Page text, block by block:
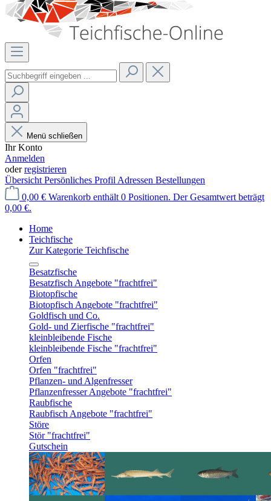
Menü schließen
Ihr Konto
Anmelden
oderregistrieren
Übersicht Persönliches Profil Adressen Bestellungen
0,00 € Warenkorb enthält 0 Positionen. Der Gesamtwert beträgt
0,00 €.
Home
Teichfische
Zur Kategorie Teichfische
Besatzfische
Besatzfisch Angebote "frachtfrei"
Biotopfische
Biotopfisch Angebote "frachtfrei"
Goldfisch und Co.
Gold- und Zierfische "frachtfrei"
kleinbleibende Fische
kleinbleibende Fische "frachtfrei"
Orfen
Orfen "frachtfrei"
Pflanzen- und Algenfresser
Pflanzenfresser Angebote "frachtfrei"
Raubfische
Raubfisch Angebote "frachtfrei"
Störe
Stör "frachtfrei"
Gutschein